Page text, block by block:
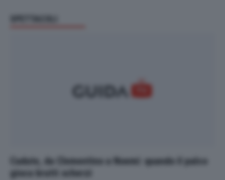
Cadute, da Clementino a Noemi: quando il palco
gioca brutti scherzi